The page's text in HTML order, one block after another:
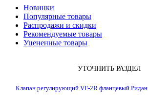
Новинки
Популярные товары
Распродажи и скидки
Рекомендуемые товары
Уцененные товары
УТОЧНИТЬ РАЗДЕЛ
Клапан регулирующий VF-2R фланцевый Ридан